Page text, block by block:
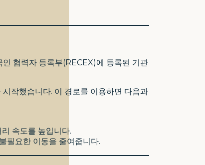
협력자 등록부(RECEX)에 등록된 기관
작했습니다. 이 경로를 이용하면 다음과
속도를 높입니다.
필요한 이동을 줄여줍니다.